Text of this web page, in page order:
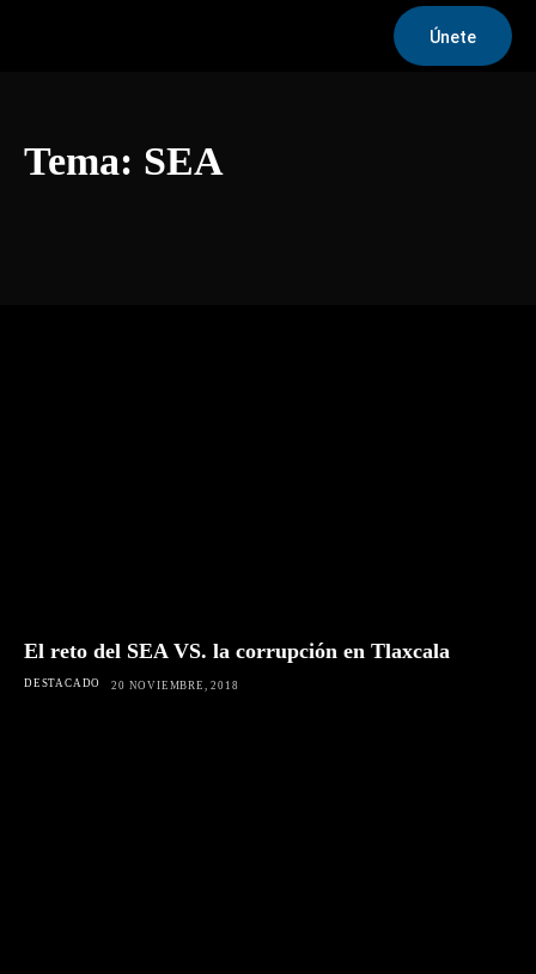
Únete
Tema: SEA
El reto del SEA VS. la corrupción en Tlaxcala
DESTACADO 20 NOVIEMBRE, 2018